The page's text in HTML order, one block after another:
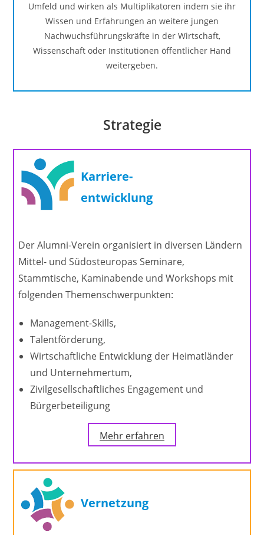
Umfeld und wirken als Multiplikatoren indem sie ihr
Wissen und Erfahrungen an weitere jungen
Nachwuchsführungskräfte in der Wirtschaft,
Wissenschaft oder Institutionen öffentlicher Hand
weitergeben.
Strategie
Karriere-
entwicklung
Der Alumni-Verein organisiert in diversen Ländern
Mittel- und Südosteuropas Seminare,
Stammtische, Kaminabende und Workshops mit
folgenden Themenschwerpunkten:
Management-Skills,
Talentförderung,
Wirtschaftliche Entwicklung der Heimatländer
und Unternehmertum,
Zivilgesellschaftliches Engagement und
Bürgerbeteiligung
Mehr erfahren
Vernetzung